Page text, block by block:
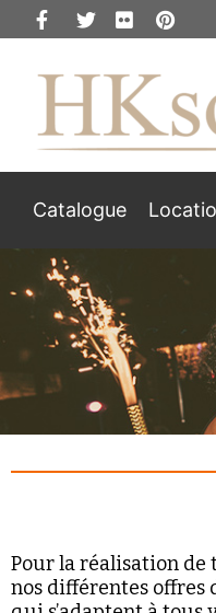
Catalogue
Pour la réalisation de
nos différentes offres